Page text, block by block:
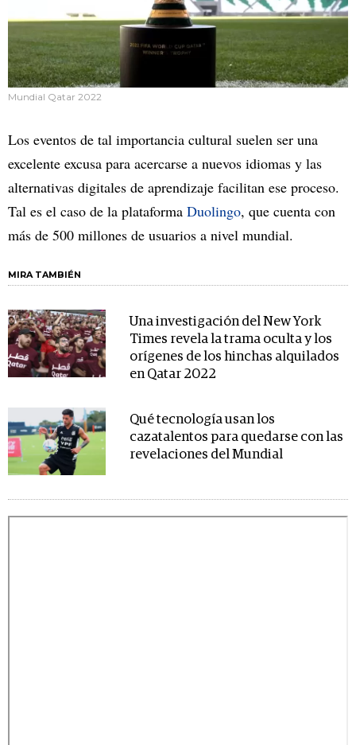
Mundial Qatar 2022
Los eventos de tal importancia cultural suelen ser una
excelente excusa para acercarse a nuevos idiomas y las
alternativas digitales de aprendizaje facilitan ese proceso.
Tal es el caso de la plataforma Duolingo, que cuenta con
más de 500 millones de usuarios a nivel mundial.
MIRA TAMBIÉN
Una investigación del New York
Times revela la trama oculta y los
orígenes de los hinchas alquilados
en Qatar 2022
Qué tecnología usan los
cazatalentos para quedarse con las
revelaciones del Mundial